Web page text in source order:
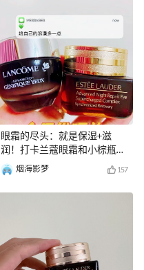
眼霜的尽头：就是保湿+滋
润！打卡兰蔻眼霜和小棕瓶眼
霜
烟海影梦 157